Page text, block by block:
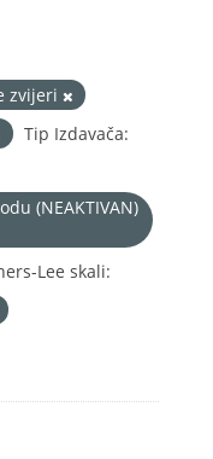
zvijeri
Tip Izdavača:
(NEAKTIVAN)
Lee skali: